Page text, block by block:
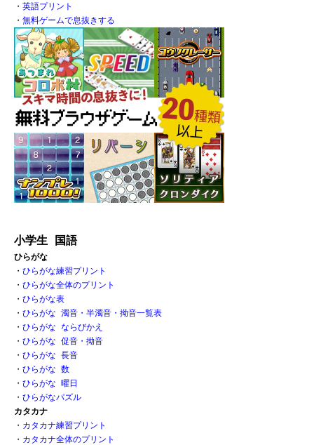
・ 英語プリント
・ 無料ゲームで息抜きする
小学生 国語
ひらがな
・ ひらがな練習プリント
・ ひらがな全体のプリント
・ ひらがな表
・ ひらがな 濁音・半濁音・拗音一覧表
・ ひらがな ならびかえ
・ ひらがな 促音・拗音
・ ひらがな 長音
・ ひらがな 数
・ ひらがな 曜日
・ ひらがなパズル
カタカナ
・ カタカナ練習プリント
・ カタカナ全体のプリント